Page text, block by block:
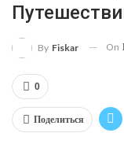
By Fiskar On
0
Поделиться